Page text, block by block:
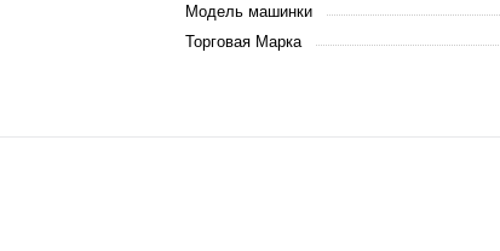
Модель машинки
Торговая Марка